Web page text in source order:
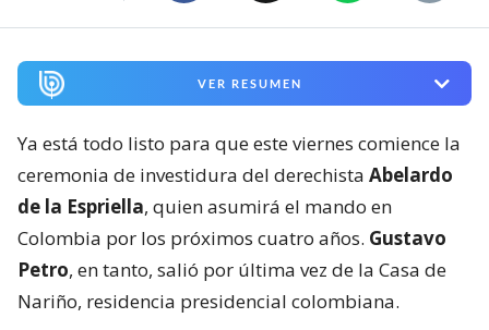
VER RESUMEN
Ya está todo listo para que este viernes comience la
ceremonia de investidura del derechista Abelardo
de la Espriella, quien asumirá el mando en
Colombia por los próximos cuatro años. Gustavo
Petro, en tanto, salió por última vez de la Casa de
Nariño, residencia presidencial colombiana.